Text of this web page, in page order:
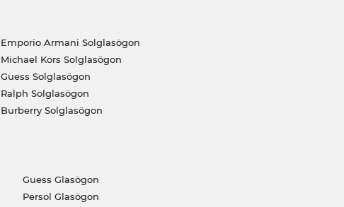
Emporio Armani Solglasögon
Michael Kors Solglasögon
Guess Solglasögon
Ralph Solglasögon
Burberry Solglasögon
Guess Glasögon
Persol Glasögon